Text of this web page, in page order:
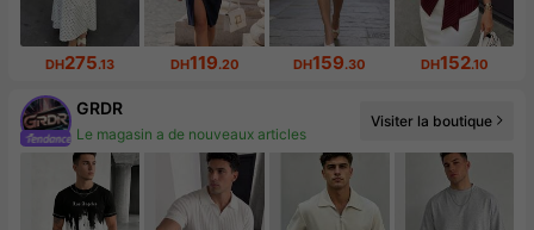
DH275.13 DH119.20 DH159.30 DH152.10
GRDR
Le magasin a de nouveaux articles
Visiter la boutique